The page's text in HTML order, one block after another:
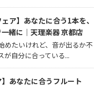
ェア】あなたに合う1本を、
緒に｜天理楽器 京都店
めたいけれど、音が出るか不
が自分に合っている...
】あなたに合うフルート